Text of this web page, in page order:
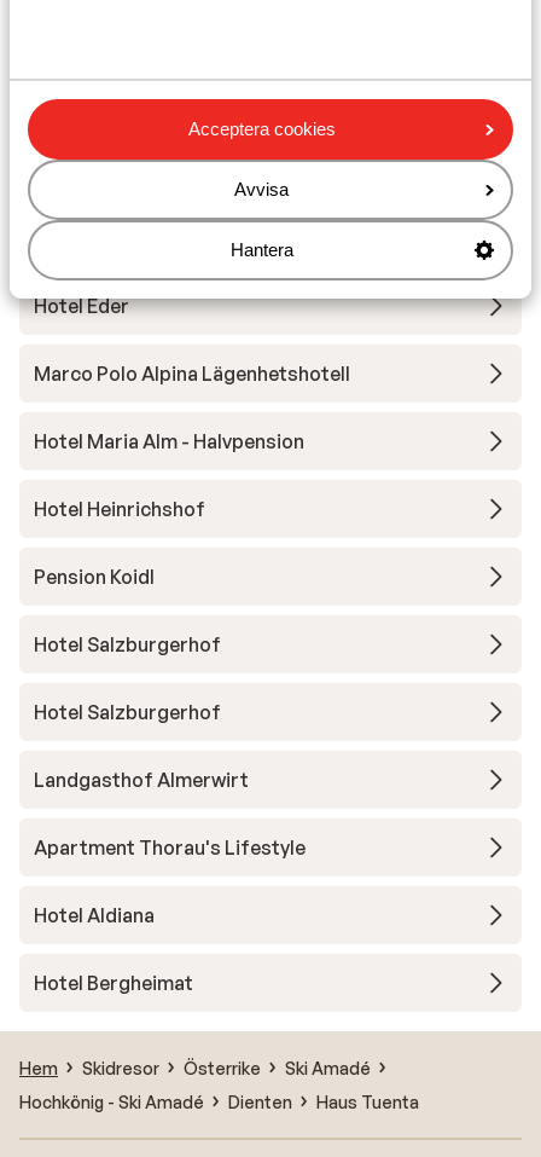
Acceptera cookies
Avvisa
Hantera
Portis Apartements
Berg & Spa Hotel Urslauerhof
Hotel Der Bachschmied
Hotel Eder
Marco Polo Alpina Lägenhetshotell
Hotel Maria Alm - Halvpension
Hotel Heinrichshof
Pension Koidl
Hotel Salzburgerhof
Hotel Salzburgerhof
Landgasthof Almerwirt
Apartment Thorau's Lifestyle
Hotel Aldiana
Hotel Bergheimat
Hem Skidresor Österrike
Ski Amadé
Hochkönig - Ski Amadé
Dienten Haus Tuenta